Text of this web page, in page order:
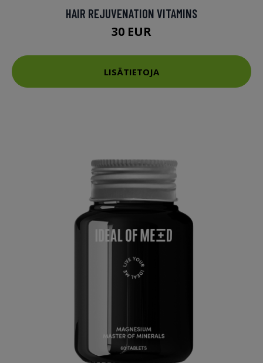
HAIR REJUVENATION VITAMINS
30 EUR
LISÄTIETOJA